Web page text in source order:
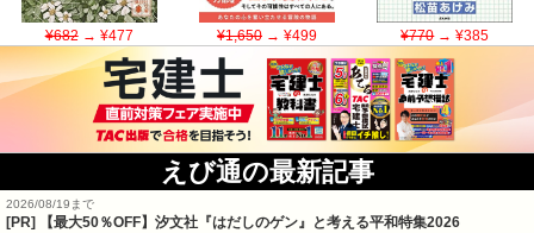
¥682→ ¥477 ¥1,650→ ¥499 ¥770→ ¥385
えび通の最新記事
2026/08/19まで
[PR] 【最大50％OFF】汐文社『はだしのゲン』と考える平和特集2026